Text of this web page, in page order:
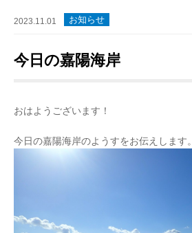
2023.11.01 お知らせ
今日の嘉陽海岸
おはようございます！
今日の嘉陽海岸のようすをお伝えします。